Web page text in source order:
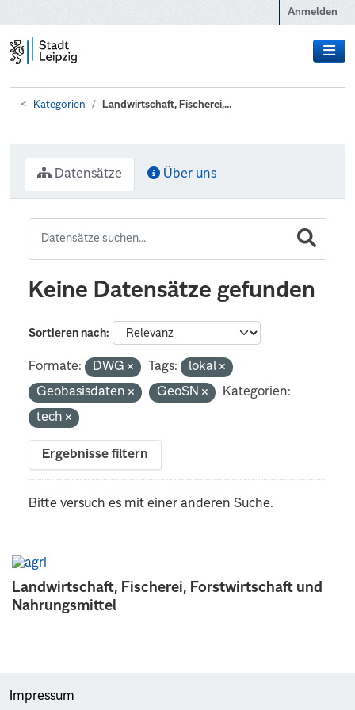
Anmelden
Kategorien Landwirtschaft, Fischerei,...
Landwirtschaft, Fischerei, Forstwirtschaft und
Nahrungsmittel
Datensätze Über uns
Keine Datensätze gefunden
Sortieren nach
Formate: DWG Tags:
lokal
Geobasisdaten
GeoSN
Kategorien:
tech
Ergebnisse filtern
Bitte versuch es mit einer anderen Suche.
Impressum